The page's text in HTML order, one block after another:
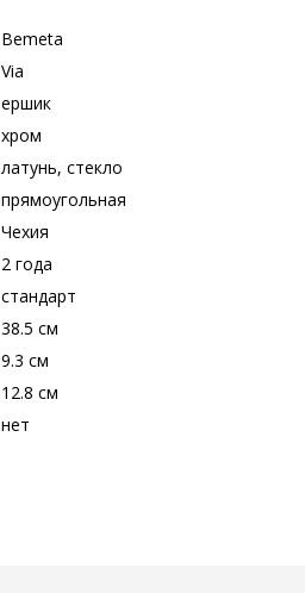
Bemeta
Via
ершик
хром
латунь, стекло
прямоугольная
Чехия
2 года
стандарт
38.5 см
9.3 см
12.8 см
нет